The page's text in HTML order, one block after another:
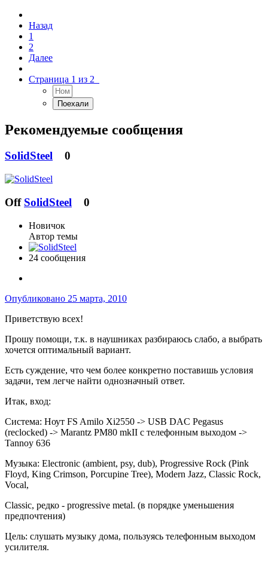
Назад
1
2
Далее
Страница 1 из 2
Рекомендуемые сообщения
SolidSteel 0
Off SolidSteel 0
Новичок
Автор темы
24 сообщения
Опубликовано 25 марта, 2010
Приветствую всех!
Прошу помощи, т.к. в наушниках разбираюсь слабо, а выбрать
хочется оптимальный вариант.
Есть суждение, что чем более конкретно поставишь условия
задачи, тем легче найти однозначный ответ.
Итак, вход:
Система: Ноут FS Amilo Xi2550 -> USB DAC Pegasus
(reclocked) -> Marantz PM80 mkII с телефонным выходом ->
Tannoy 636
Музыка: Electronic (ambient, psy, dub), Progressive Rock (Pink
Floyd, King Crimson, Porcupine Tree), Modern Jazz, Classic Rock,
Vocal,
Classic, редко - progressive metal. (в порядке уменьшения
предпочтения)
Цель: слушать музыку дома, пользуясь телефонным выходом
усилителя.